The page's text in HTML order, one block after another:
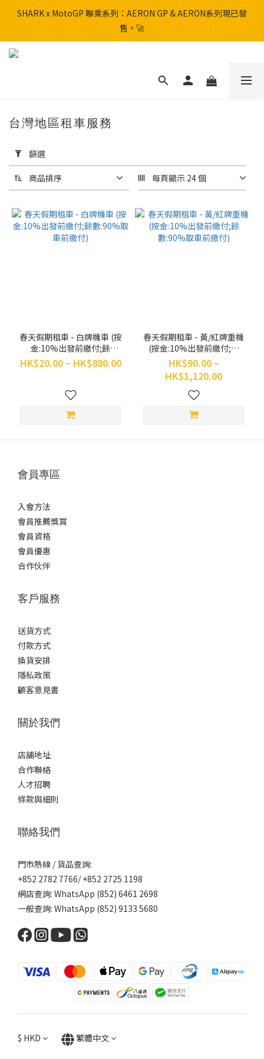
SHARK x MotoGP 聯乘系列：AERON GP & AERON系列現已發
售。🚀
SHARK x MotoGP 聯乘系列：AERON GP & AERON系列現已發
售。🚀
📦 【全新上架】NHK Helmet 到貨通知：S1GP & K5R 熱銷款式全
用
篩
選
(0/20)
價格
(HK$)
台灣地區租車服務
篩選
商品排序 每頁顯示 24 個
春天假期租車 - 白牌機車 (按
金:10%出發前繳付;餘
數:90%取車前繳付)
HK$20.00 ~ HK$880.00
春天假期租車 - 黃/紅牌重機
(按金:10%出發前繳付;餘
數:90%取車前繳付)
HK$90.00 ~
HK$1,120.00
會員專區
入會方法
會員推薦獎賞
會員資格
會員優惠
合作伙伴
客戶服務
送貨方式
付款方式
換貨安排
隱私政策
顧客意見書
關於我們
店舖地址
合作聯絡
人才招聘
條款與細則
聯絡我們
門市熱線 / 貨品查詢:
+852 2782 7766/ +852 2725 1198
網店查詢: WhatsApp (852) 6461 2698
一般查詢: WhatsApp (852) 9133 5680
$ HKD 繁體中文